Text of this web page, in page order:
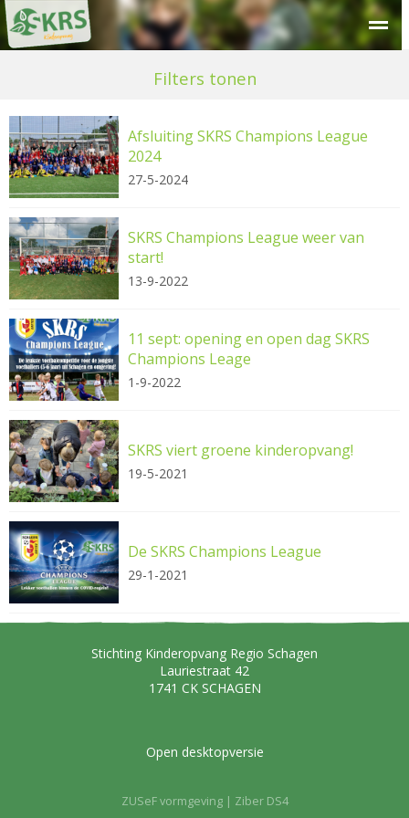
Kinderdagverblijf Peuteropvang
Filters tonen
Afsluiting SKRS Champions League
2024
27-5-2024
SKRS Champions League weer van
start!
13-9-2022
11 sept: opening en open dag SKRS
Champions Leage
1-9-2022
SKRS viert groene kinderopvang!
19-5-2021
De SKRS Champions League
29-1-2021
Stichting Kinderopvang Regio Schagen
Lauriestraat 42
1741 CK SCHAGEN
Open desktopversie
ZUSeF vormgeving | Ziber DS4